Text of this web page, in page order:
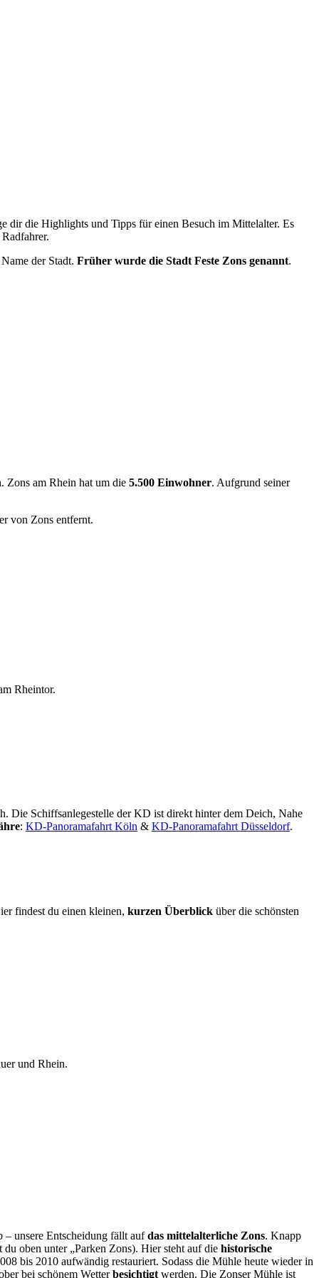
dir die Highlights und Tipps für einen Besuch im Mittelalter. Es
der Stadt. Früher wurde die Stadt Feste Zons genannt.
. Zons am Rhein hat um die 5.500 Einwohner. Aufgrund seiner
von Zons entfernt.
Rheintor.
Die Schiffsanlegestelle der KD ist direkt hinter dem Deich, Nahe
: KD-Panoramafahrt Köln & KD-Panoramafahrt Düsseldorf.
findest du einen kleinen, kurzen Überblick über die schönsten
und Rhein.
– unsere Entscheidung fällt aufdas mittelalterliche Zons. Knapp
oben unter „Parken Zons). Hier steht auf die historische
bis 2010 aufwändig restauriert. Sodass die Mühle heute wieder in
bei schönem Wetterbesichtigt werden. Die Zonser Mühle ist